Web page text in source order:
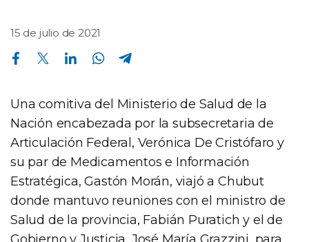
15 de julio de 2021
Compartir en Facebook Compartir en Twitter Compartir en Linkedin Compartir en Whatsapp
Una comitiva del Ministerio de Salud de la
Nación encabezada por la subsecretaria de
Articulación Federal, Verónica De Cristófaro y
su par de Medicamentos e Información
Estratégica, Gastón Morán, viajó a Chubut
donde mantuvo reuniones con el ministro de
Salud de la provincia, Fabián Puratich y el de